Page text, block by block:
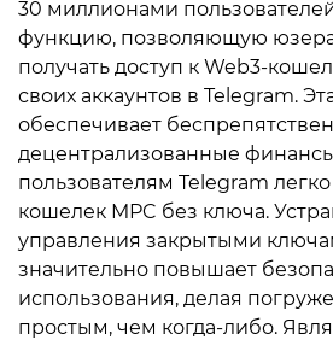
30 миллионами
функцию, позволяющую
получать доступ к Web3-
своих аккаунтов в Telegram.
обеспечивает
децентрализованные
пользователям Telegram легко
кошелек MPC без ключа.
управления закрытыми
значительно повышает
использования, делая
простым, чем когда-либо.